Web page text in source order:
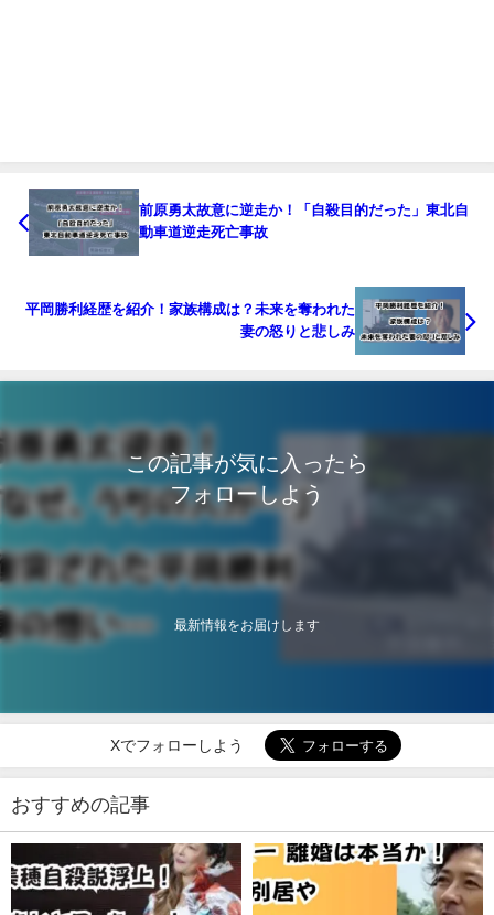
前原勇太故意に逆走か！「自殺目的だった」東北自
動車道逆走死亡事故
平岡勝利経歴を紹介！家族構成は？未来を奪われた
妻の怒りと悲しみ
この記事が気に入ったら
フォローしよう
最新情報をお届けします
Xでフォローしよう
おすすめの記事